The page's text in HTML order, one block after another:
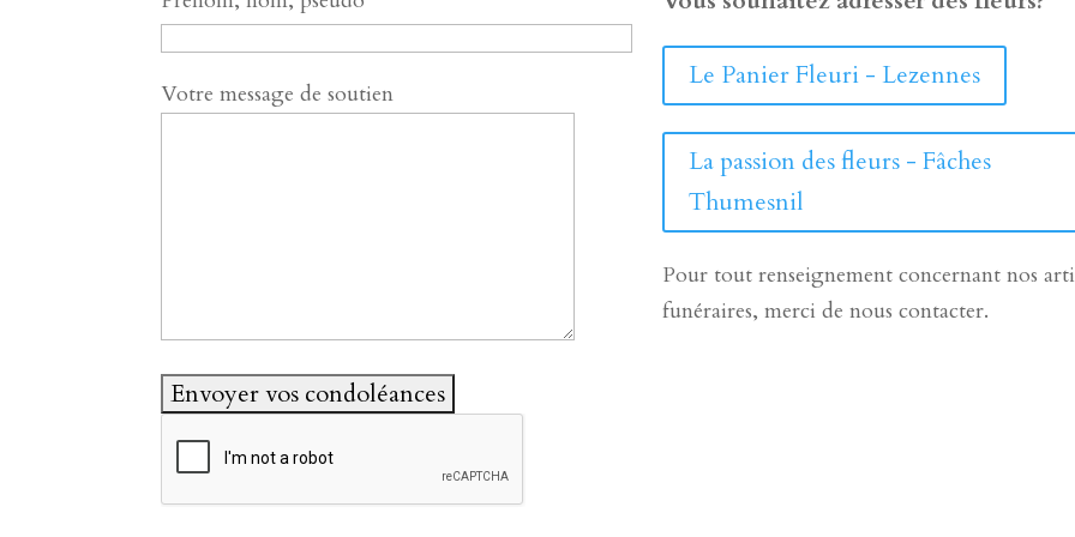
Votre message de soutien
Le Panier Fleuri - Lezennes
La passion des fleurs - Fâches
Thumesnil
Pour tout renseignement concernant nos
funéraires, merci de nous contacter.